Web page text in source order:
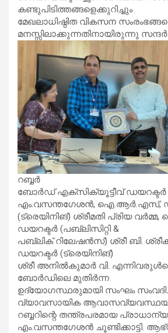
കണ്ടുപിടിത്തങ്ങളെക്കുറിച്ചും
മേഖലാധിഷ്ഠിത വികസന
മനസ്സിലാക്കുന്നതിനായിരുന്നു
റബ്ബർ
ബോർഡ് എക്സിക്യൂട്ടീവ് ഡയറക്ടർ
എം.വസന്തഗേശൻ, ഐ.ആർ.എസ്,
(ട്രെയിനിങ്) ശ്രീമതി പ്രിയ വർമ്മ,
ഡയറക്ടർ (പബ്ലിസിറ്റി &
പബ്ലിക് റിലേഷൻസ്) ശ്രീ ബി.
ഡയറക്ടർ (ട്രെയിനിങ്)
ശ്രീ അനിൽകുമാർ വി.
ബോർഡിലെ മുതിർന്ന
ഉദ്യോഗസ്ഥരുമായി സംഘം
വ്യാവസായിക
റബ്ബറിന്റെ തന്ത്രപരമായ
എം.വസന്തഗേശൻ ചൂണ്ടിക്കാട്ടി.